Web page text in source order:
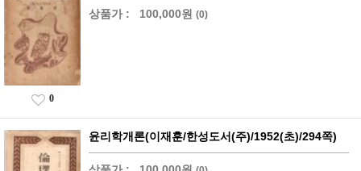
상품가 : 100,000원 (0)
0
윤리학개론(이재훈/한성도서(주)/1952(초)/294쪽)